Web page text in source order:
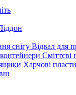
Відвал для
Cміттєві
Харчові